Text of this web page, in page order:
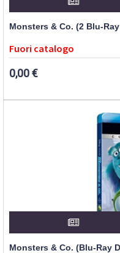
Monsters & Co. (2 Blu-
Fuori catalogo
0,00 €
Monsters & Co. (Blu-Ray